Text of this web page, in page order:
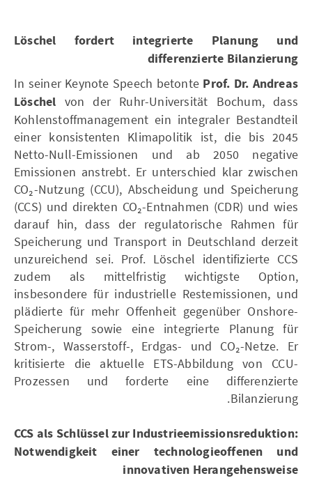
Löschel fordert integrierte Planung und
differenzierte Bilanzierung
In seiner Keynote Speech betonteProf. Dr. Andreas
Löschel von der Ruhr-Universität Bochum, dass
Kohlenstoffmanagement ein integraler Bestandteil
einer konsistenten Klimapolitik ist, die bis 2045
Netto-Null-Emissionen und ab 2050 negative
Emissionen anstrebt. Er unterschied klar zwischen
CO₂-Nutzung (CCU), Abscheidung und Speicherung
(CCS) und direkten CO₂-Entnahmen (CDR) und wies
darauf hin, dass der regulatorische Rahmen für
Speicherung und Transport in Deutschland derzeit
unzureichend sei. Prof. Löschel identifizierte CCS
zudem als mittelfristig wichtigste Option,
insbesondere für industrielle Restemissionen, und
plädierte für mehr Offenheit gegenüber Onshore-
Speicherung sowie eine integrierte Planung für
Strom-, Wasserstoff-, Erdgas- und CO₂-Netze. Er
kritisierte die aktuelle ETS-Abbildung von CCU-
Prozessen und forderte eine differenzierte
Bilanzierung.
CCS als Schlüssel zur Industrieemissionsreduktion:
Notwendigkeit einer technologieoffenen und
innovativen Herangehensweise